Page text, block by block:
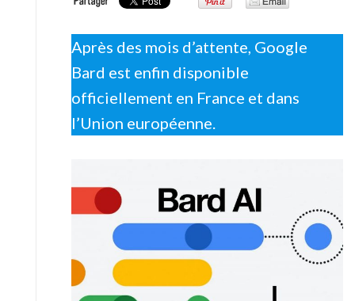
Après des mois d’attente, Google
Bard est enfin disponible
officiellement en France et dans
l’Union européenne.